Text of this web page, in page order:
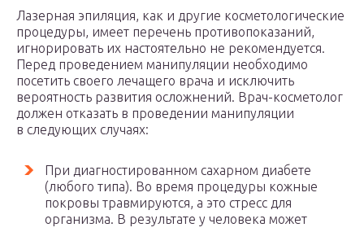
Лазерная эпиляция, как и другие косметологические
процедуры, имеет перечень противопоказаний,
игнорировать их настоятельно не рекомендуется.
Перед проведением манипуляции необходимо
посетить своего лечащего врача и исключить
вероятность развития осложнений. Врач-косметолог
должен отказать в проведении манипуляции
в следующих случаях:
При диагностированном сахарном диабете
(любого типа). Во время процедуры кожные
покровы травмируются, а это стресс для
организма. В результате у человека может